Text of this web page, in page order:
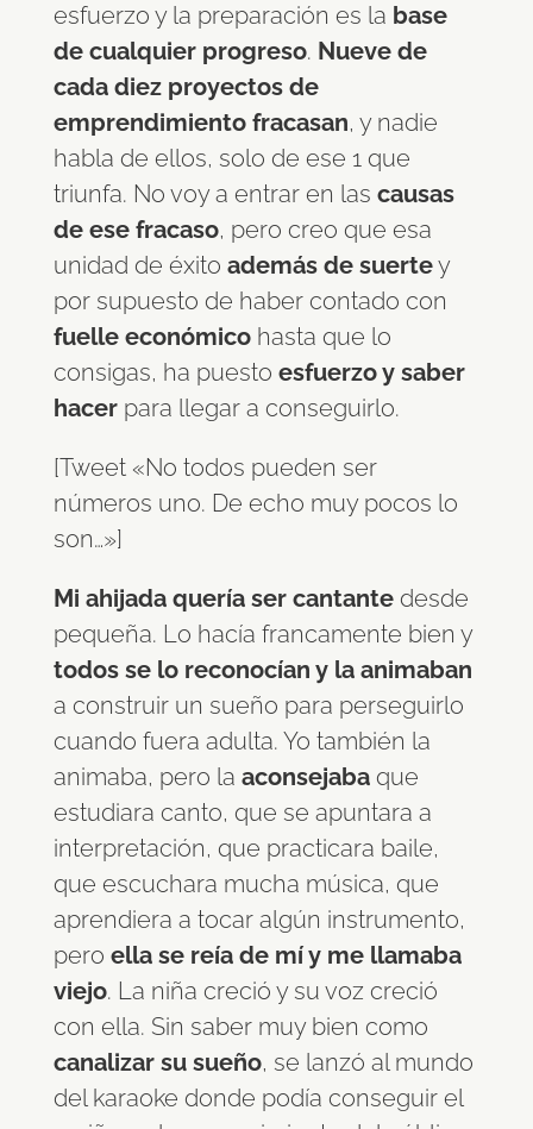
esfuerzo y la preparación es la base
de cualquier progreso. Nueve de
cada diez proyectos de
emprendimiento fracasan, y nadie
habla de ellos, solo de ese 1 que
triunfa. No voy a entrar en las causas
de ese fracaso, pero creo que esa
unidad de éxito además de suertey
por supuesto de haber contado con
fuelle económicohasta que lo
consigas, ha puesto esfuerzo y saber
hacerpara llegar a conseguirlo.
[Tweet «No todos pueden ser
números uno. De echo muy pocos lo
son…»]
Mi ahijada quería ser cantantedesde
pequeña. Lo hacía francamente bien y
todos se lo reconocían y la animaban
a construir un sueño para perseguirlo
cuando fuera adulta. Yo también la
animaba, pero la aconsejabaque
estudiara canto, que se apuntara a
interpretación, que practicara baile,
que escuchara mucha música, que
aprendiera a tocar algún instrumento,
pero ella se reía de mí y me llamaba
viejo. La niña creció y su voz creció
con ella. Sin saber muy bien como
canalizar su sueño, se lanzó al mundo
del karaoke donde podía conseguir el